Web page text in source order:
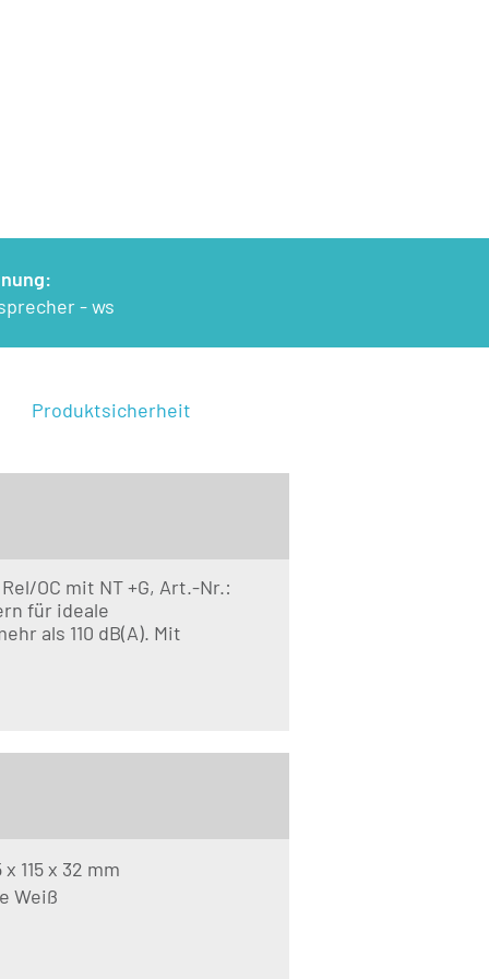
- ws
Produktsicherheit
OC mit NT +G, Art.-Nr.:
für ideale
als 110 dB(A). Mit
115 x 32 mm
Weiß